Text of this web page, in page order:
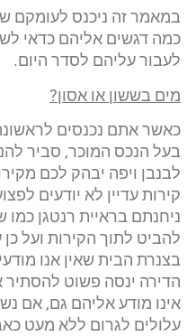
במאמר זה ניכנס לעומקם
כמה דגשים אליהם כדאי
לעבור עליהם לסדר היום.
מים בששון או אסון?
כאשר אתם נכנסים
בעל הנכס המוכר, סביר
לבנבן ויפה יבהק לכם
קירות עדיין לא יודעים
ניחנתם בראיית רנטגן
להביט לתוך הקירות ועל כן
בצנרת הבית שאין אנו
הדירה ינסה פשוט
אינו מודע אליהם גם, אם
עלולים לגרום ללא מעט